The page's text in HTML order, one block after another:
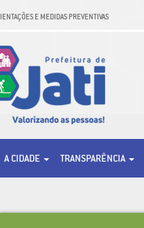
E MEDIDAS PREVENTIVAS
A CIDADE TRANSPARÊNCIA